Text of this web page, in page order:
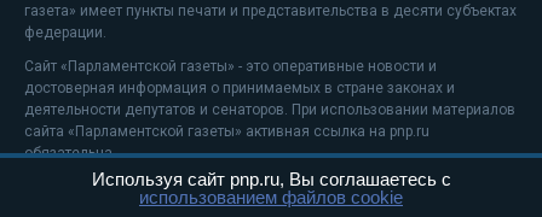
газета» имеет пункты печати и представительства в десяти субъектах
федерации.
Сайт «Парламентской газеты» - это оперативные новости и
достоверная информация о принимаемых в стране законах и
деятельности депутатов и сенаторов. При использовании материалов
сайта «Парламентской газеты» активная ссылка на pnp.ru
обязательна.
На информационном ресурсе применяютсярекомендательные
Используя сайт pnp.ru, Вы соглашаетесь с
использованием файлов cookie